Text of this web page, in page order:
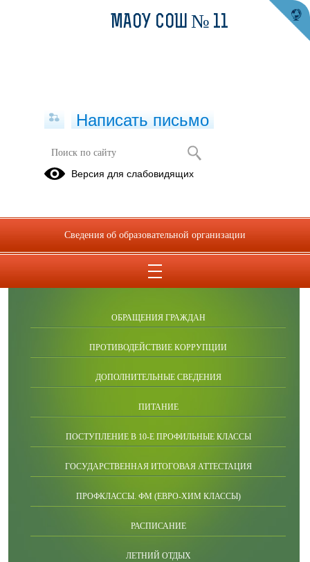
ФГОС НОО
ОБРАЩЕНИЯ ГРАЖДАН
ПРОТИВОДЕЙСТВИЕ КОРРУПЦИИ
ДОПОЛНИТЕЛЬНЫЕ СВЕДЕНИЯ
ПИТАНИЕ
ПОСТУПЛЕНИЕ В 10-Е ПРОФИЛЬНЫЕ КЛАССЫ
ГОСУДАРСТВЕННАЯ ИТОГОВАЯ АТТЕСТАЦИЯ
ПРОФКЛАССЫ. ФМ (ЕВРО-ХИМ КЛАССЫ)
РАСПИСАНИЕ
ЛЕТНИЙ ОТДЫХ
МАОУ СОШ № 11
Написать письмо
Версия для слабовидящих
Сведения об образовательной организации